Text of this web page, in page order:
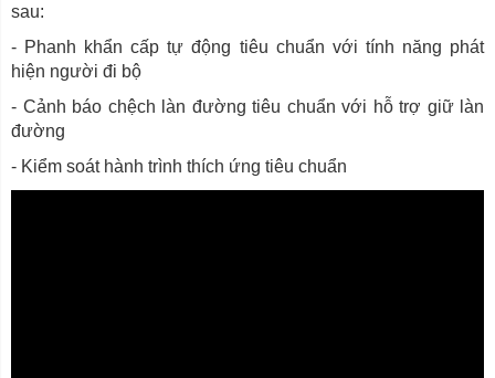
sau:
- Phanh khẩn cấp tự động tiêu chuẩn với tính năng phát
hiện người đi bộ
- Cảnh báo chệch làn đường tiêu chuẩn với hỗ trợ giữ làn
đường
- Kiểm soát hành trình thích ứng tiêu chuẩn